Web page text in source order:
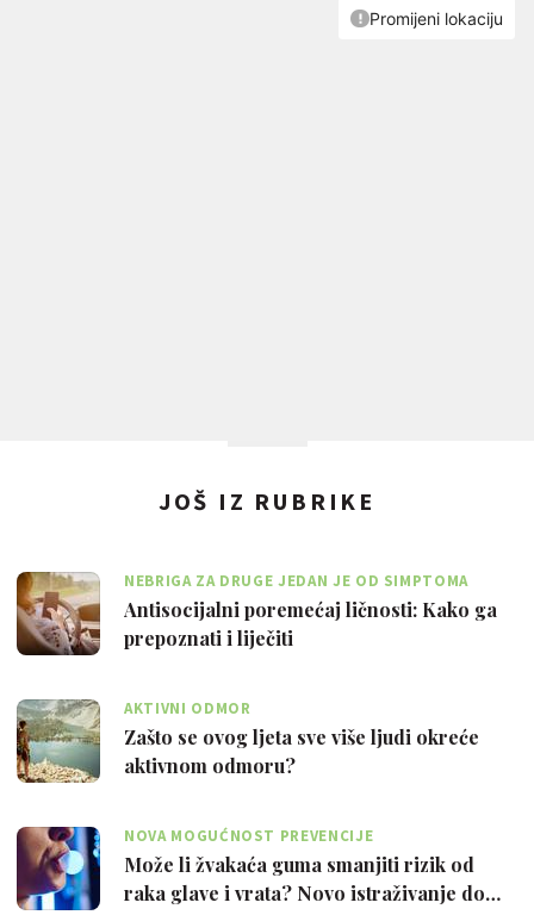
JOŠ IZ RUBRIKE
NEBRIGA ZA DRUGE JEDAN JE OD SIMPTOMA
Antisocijalni poremećaj ličnosti: Kako ga
prepoznati i liječiti
AKTIVNI ODMOR
Zašto se ovog ljeta sve više ljudi okreće
aktivnom odmoru?
NOVA MOGUĆNOST PREVENCIJE
Može li žvakaća guma smanjiti rizik od
raka glave i vrata? Novo istraživanje do…